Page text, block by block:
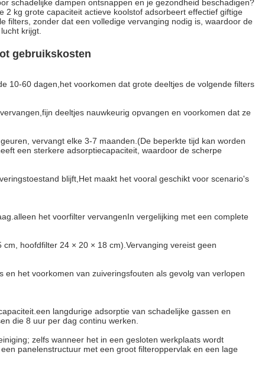
schadelijke dampen ontsnappen en je gezondheid beschadigen?
2 kg grote capaciteit actieve koolstof adsorbeert effectief giftige
filters, zonder dat een volledige vervanging nodig is, waardoor de
krijgt.
gebruikskosten
10-60 dagen,het voorkomen dat grote deeltjes de volgende filters
deeltjes nauwkeurig opvangen en voorkomen dat ze
vervangt elke 3-7 maanden.(De beperkte tijd kan worden
een sterkere adsorptiecapaciteit, waardoor de scherpe
blijft,Het maakt het vooral geschikt voor scenario's
het voorfilter vervangenIn vergelijking met een complete
hoofdfilter 24 × 20 × 18 cm).Vervanging vereist geen
het voorkomen van zuiveringsfouten als gevolg van verlopen
langdurige adsorptie van schadelijke gassen en
die 8 uur per dag continu werken.
zelfs wanneer het in een gesloten werkplaats wordt
panelenstructuur met een groot filteroppervlak en een lage